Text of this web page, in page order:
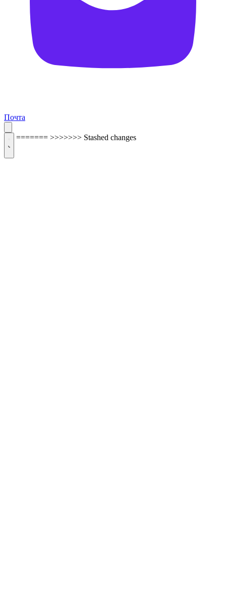
Почта
======= >>>>>>> Stashed changes